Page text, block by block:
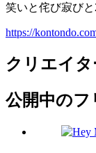
笑いと侘び寂び
https://
クリエイ
公開中のフ